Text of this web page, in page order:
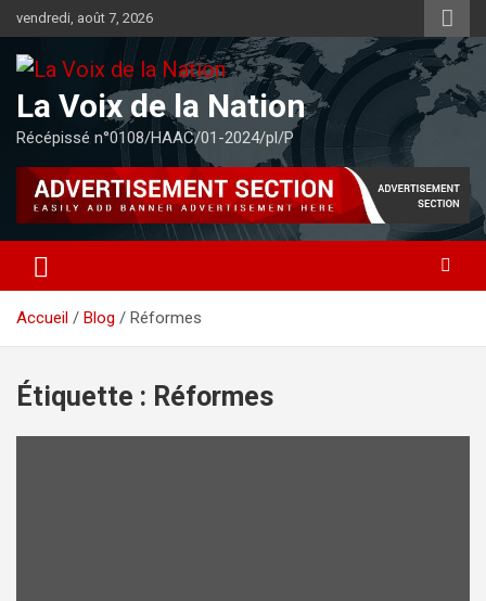
au
contenu
vendredi, août 7, 2026
La Voix de la Nation
Récépissé n°0108/HAAC/01-2024/pl/P
Accueil Blog Réformes
Étiquette : Réformes